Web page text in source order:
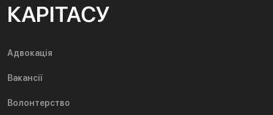
КАРІТАСУ
Адвокація
Вакансії
Волонтерство